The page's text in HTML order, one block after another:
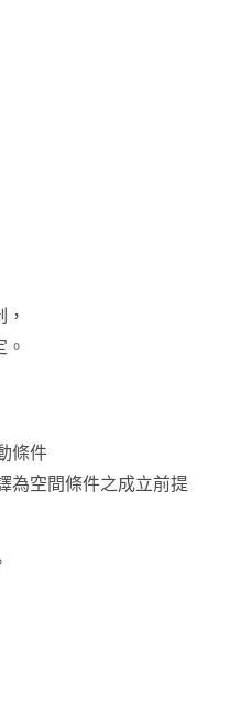
條件
為空間條件之成立前提